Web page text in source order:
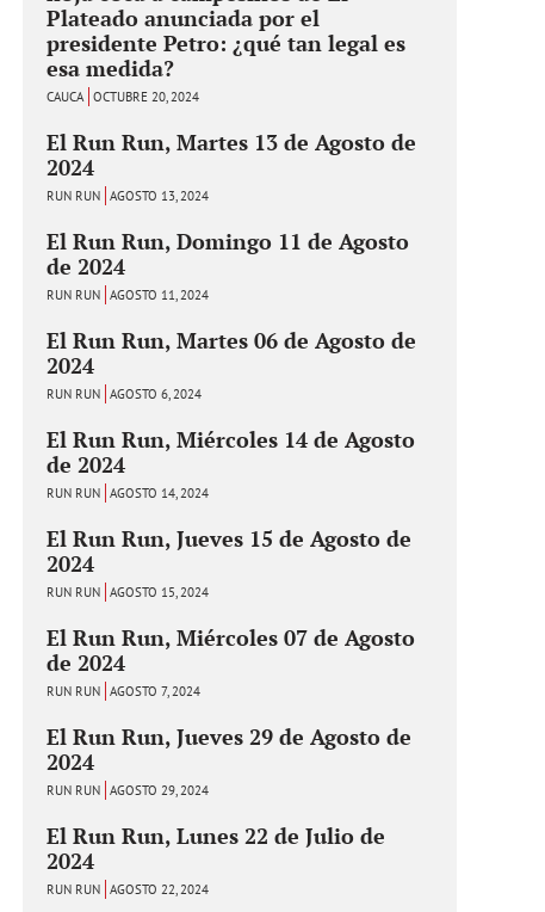
Plateado anunciada por el
presidente Petro: ¿qué tan legal es
esa medida?
CAUCA OCTUBRE 20, 2024
El Run Run, Martes 13 de Agosto de
2024
RUN RUN AGOSTO 13, 2024
El Run Run, Domingo 11 de Agosto
de 2024
RUN RUN AGOSTO 11, 2024
El Run Run, Martes 06 de Agosto de
2024
RUN RUN AGOSTO 6, 2024
El Run Run, Miércoles 14 de Agosto
de 2024
RUN RUN AGOSTO 14, 2024
El Run Run, Jueves 15 de Agosto de
2024
RUN RUN AGOSTO 15, 2024
El Run Run, Miércoles 07 de Agosto
de 2024
RUN RUN AGOSTO 7, 2024
El Run Run, Jueves 29 de Agosto de
2024
RUN RUN AGOSTO 29, 2024
El Run Run, Lunes 22 de Julio de
2024
RUN RUN AGOSTO 22, 2024